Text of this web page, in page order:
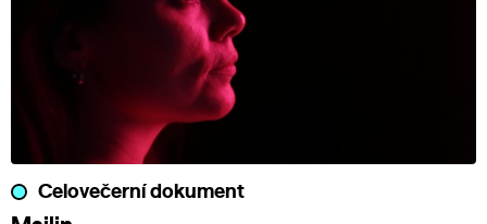
Celovečerní dokument